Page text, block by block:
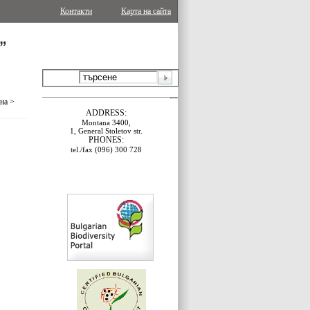
Карта на сайта
Контакти
>
ADDRESS:
Montana 3400,
1, General Stoletov str.
PHONES:
tel./fax (096) 300 728